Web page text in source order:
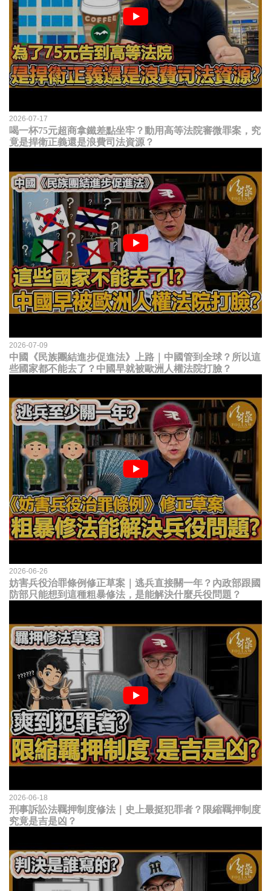
2026-07-17
喝一杯75元超商拿鐵差點坐牢？動用高等法院審微罪案，究
竟是捍衛正義還是浪費司法資源？
2026-07-09
中國《民族團結進步促進法》上路｜中國管到全球？所以這
些國家都不能去了？中國早就被歐洲人權法院打臉？
2026-06-26
妨害兵役治罪條例修正草案｜逃兵直接關一年？內政部跟國
防部只能想到這種粗暴修法，是能解決什麼兵役問題？
2026-06-18
刑事訴訟法羈押制度修法｜史上最挺犯罪者？限縮羈押制度
究竟是吉是凶？